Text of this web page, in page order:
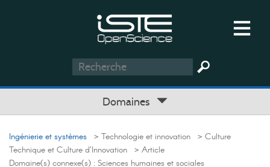
Domaines
Ingénierie et systèmes > Technologie et innovation > Culture
Technique et Culture d’Innovation > Article
Domaine(s) connexe(s) : Sciences humaines et sociales